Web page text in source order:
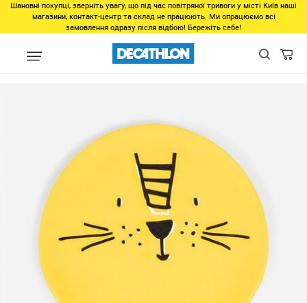
Шановні покупці, зверніть увагу, що під час повітряної тривоги у місті Київ наші
магазини, контакт-центр та склад не працюють. Ми опрацюємо всі
замовлення одразу після відбою! Бережіть себе!
Виды спорта Водные виды спорта Плавание в бассейне